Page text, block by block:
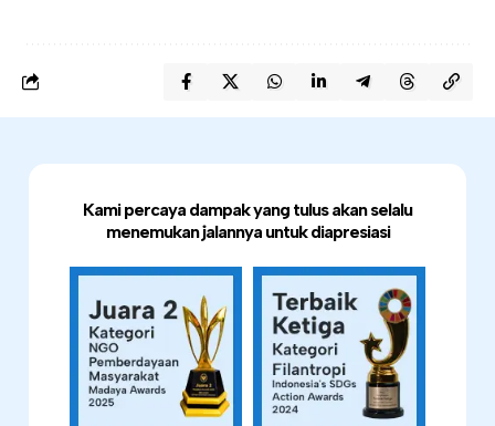
Kami percaya dampak yang tulus akan selalu
menemukan jalannya untuk diapresiasi